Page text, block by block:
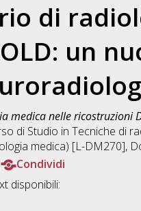
di
un
medica nelle ricostruzioni
di Studio in Tecniche di
medica) [L-DM270],
Condividi
disponibili: